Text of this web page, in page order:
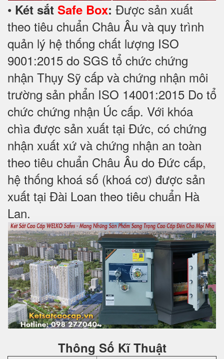
• Két sắt Safe Box: Được sản xuất
theo tiêu chuẩn Châu Âu và quy trình
quản lý hệ thống chất lượng ISO
9001:2015 do SGS tổ chức chứng
nhận Thụy Sỹ cấp và chứng nhận môi
trường sản phẩn ISO 14001:2015 Do tổ
chức chứng nhận Úc cấp. Với khóa
chìa được sản xuất tại Đức, có chứng
nhận xuất xứ và chứng nhận an toàn
theo tiêu chuẩn Châu Âu do Đức cấp,
hệ thống khoá số (khoá cơ) được sản
xuất tại Đài Loan theo tiêu chuẩn Hà
Lan.
Thông Số Kĩ Thuật